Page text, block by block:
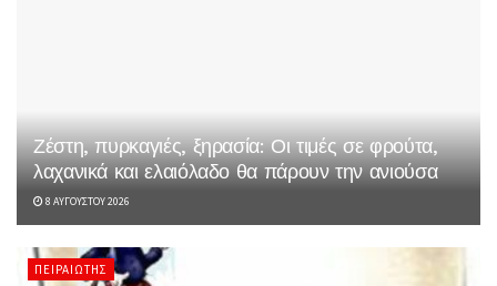
Ζέστη, πυρκαγιές, ξηρασία: Οι τιμές σε φρούτα,
λαχανικά και ελαιόλαδο θα πάρουν την ανιούσα
8 ΑΥΓΟΎΣΤΟΥ 2026
ΠΕΙΡΑΙΏΤΗΣ